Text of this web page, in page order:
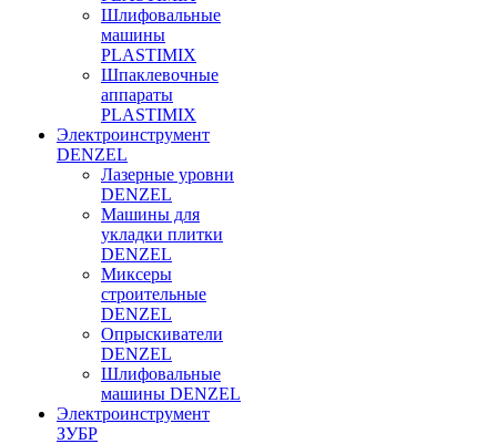
Шлифовальные
машины
PLASTIMIX
Шпаклевочные
аппараты
PLASTIMIX
Электроинструмент
DENZEL
Лазерные уровни
DENZEL
Машины для
укладки плитки
DENZEL
Миксеры
строительные
DENZEL
Опрыскиватели
DENZEL
Шлифовальные
машины DENZEL
Электроинструмент
ЗУБР